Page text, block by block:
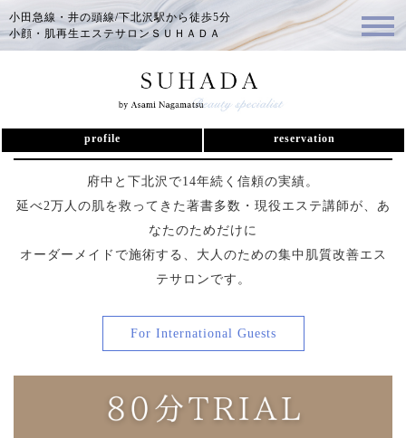
小田急線・井の頭線/下北沢駅から徒歩5分
小顔・肌再生エステサロンＳＵＨＡＤＡ
profile reservation
下北沢駅4分【SUHADA】初回体験エ
府中と下北沢で14年続く信頼の実績。
延べ2万人の肌を救ってきた著書多数・現役エステ講師が、あ
なたのためだけに
オーダーメイドで施術する、大人のための集中肌質改善エス
テサロンです。
For International Guests